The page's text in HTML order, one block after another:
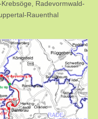
Radevormwald-
Rauenthal